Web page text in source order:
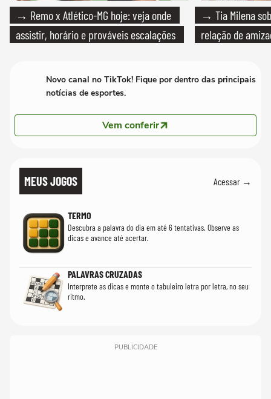
→ Remo x Atlético-MG hoje: veja onde
assistir, horário e prováveis escalações
→ Tia Milena
relação de
Novo canal no TikTok! Fique por dentro das principais
notícias de esportes.
Vem conferir
MEUS JOGOS Acessar →
TERMO
Descubra a palavra do dia em até 6 tentativas. Observe as
dicas e avance até acertar.
PALAVRAS CRUZADAS
Interprete as dicas e monte o tabuleiro letra por letra, no seu
ritmo.
PUBLICIDADE